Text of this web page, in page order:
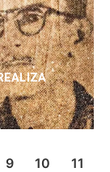
9 10 11